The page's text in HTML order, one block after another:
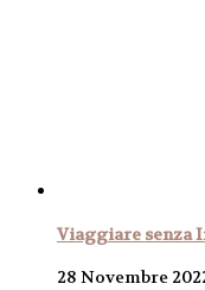
Viaggiare senza
28 Novembre